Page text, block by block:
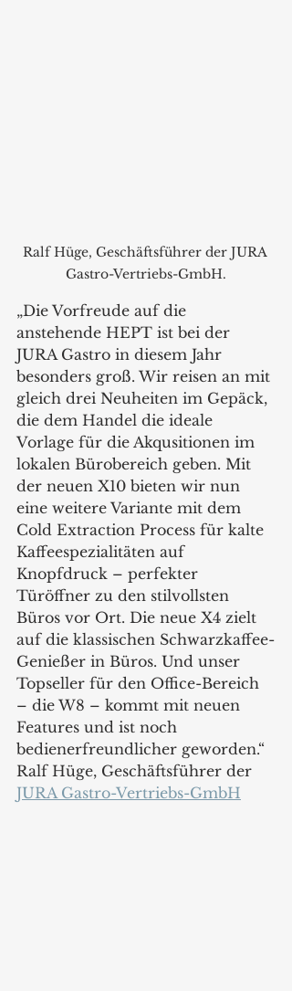
Ralf Hüge, Geschäftsführer der JURA
Gastro-Vertriebs-GmbH.
„Die Vorfreude auf die
anstehende HEPT ist bei der
JURA Gastro in diesem Jahr
besonders groß. Wir reisen an mit
gleich drei Neuheiten im Gepäck,
die dem Handel die ideale
Vorlage für die Akqusitionen im
lokalen Bürobereich geben. Mit
der neuen X10 bieten wir nun
eine weitere Variante mit dem
Cold Extraction Process für kalte
Kaffeespezialitäten auf
Knopfdruck – perfekter
Türöffner zu den stilvollsten
Büros vor Ort. Die neue X4 zielt
auf die klassischen Schwarzkaffee-
Genießer in Büros. Und unser
Topseller für den Office-Bereich
– die W8 – kommt mit neuen
Features und ist noch
bedienerfreundlicher geworden.“
Ralf Hüge, Geschäftsführer der
JURA Gastro-Vertriebs-GmbH